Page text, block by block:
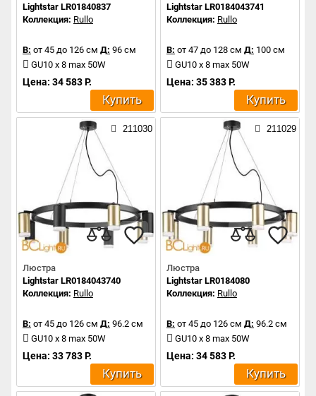
Lightstar LR01840837
Коллекция: Rullo
В: от 45 до 126 см Д: 96 см
GU10 x 8 max 50W
Цена: 34 583 Р.
Купить
Lightstar LR0184043741
Коллекция: Rullo
В: от 47 до 128 см Д: 100 см
GU10 x 8 max 50W
Цена: 35 383 Р.
Купить
211030
Люстра
Lightstar LR0184043740
Коллекция: Rullo
В: от 45 до 126 см Д: 96.2 см
GU10 x 8 max 50W
Цена: 33 783 Р.
Купить
211029
Люстра
Lightstar LR0184080
Коллекция: Rullo
В: от 45 до 126 см Д: 96.2 см
GU10 x 8 max 50W
Цена: 34 583 Р.
Купить